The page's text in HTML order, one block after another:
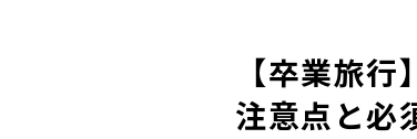
【卒業旅
注意点と必